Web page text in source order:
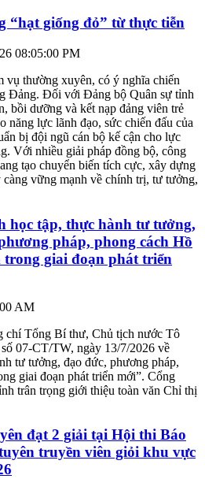
“hạt giống đỏ” từ thực tiễn
08:05:00 PM
vụ thường xuyên, có ý nghĩa chiến
Đảng. Đối với Đảng bộ Quân sự tỉnh
bồi dưỡng và kết nạp đảng viên trẻ
năng lực lãnh đạo, sức chiến đấu của
bị đội ngũ cán bộ kế cận cho lực
Với nhiều giải pháp đồng bộ, công
tạo chuyển biến tích cực, xây dựng
vững mạnh về chính trị, tư tưởng,
học tập, thực hành tư tưởng,
pháp, phong cách Hồ
giai đoạn phát triển
AM
chí Tổng Bí thư, Chủ tịch nước Tô
07-CT/TW, ngày 13/7/2026 về
tư tưởng, đạo đức, phương pháp,
giai đoạn phát triển mới”. Cổng
trân trọng giới thiệu toàn văn Chỉ thị
đạt 2 giải tại Hội thi Báo
truyền viên giỏi khu vực